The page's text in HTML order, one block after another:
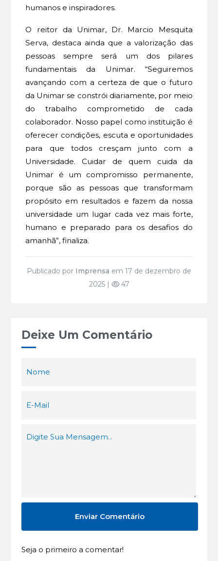
humanos e inspiradores.
O reitor da Unimar, Dr. Marcio Mesquita
Serva, destaca ainda que a valorização das
pessoas sempre será um dos pilares
fundamentais da Unimar. “Seguiremos
avançando com a certeza de que o futuro
da Unimar se constrói diariamente, por meio
do trabalho comprometido de cada
colaborador. Nosso papel como instituição é
oferecer condições, escuta e oportunidades
para que todos cresçam junto com a
Universidade. Cuidar de quem cuida da
Unimar é um compromisso permanente,
porque são as pessoas que transformam
propósito em resultados e fazem da nossa
universidade um lugar cada vez mais forte,
humano e preparado para os desafios do
amanhã”, finaliza.
Publicado por Imprensa em 17 de dezembro de
2025 |
47
Deixe Um Comentário
Seja o primeiro a comentar!